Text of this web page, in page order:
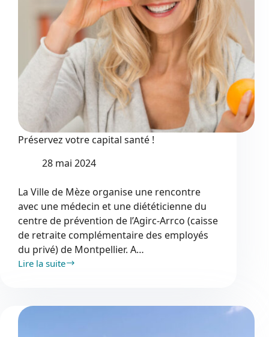
Préservez votre capital santé !
28 mai 2024
La Ville de Mèze organise une rencontre
avec une médecin et une diététicienne du
centre de prévention de l’Agirc-Arrco (caisse
de retraite complémentaire des employés
du privé) de Montpellier. A…
Lire la suite
Préservez
santé
!